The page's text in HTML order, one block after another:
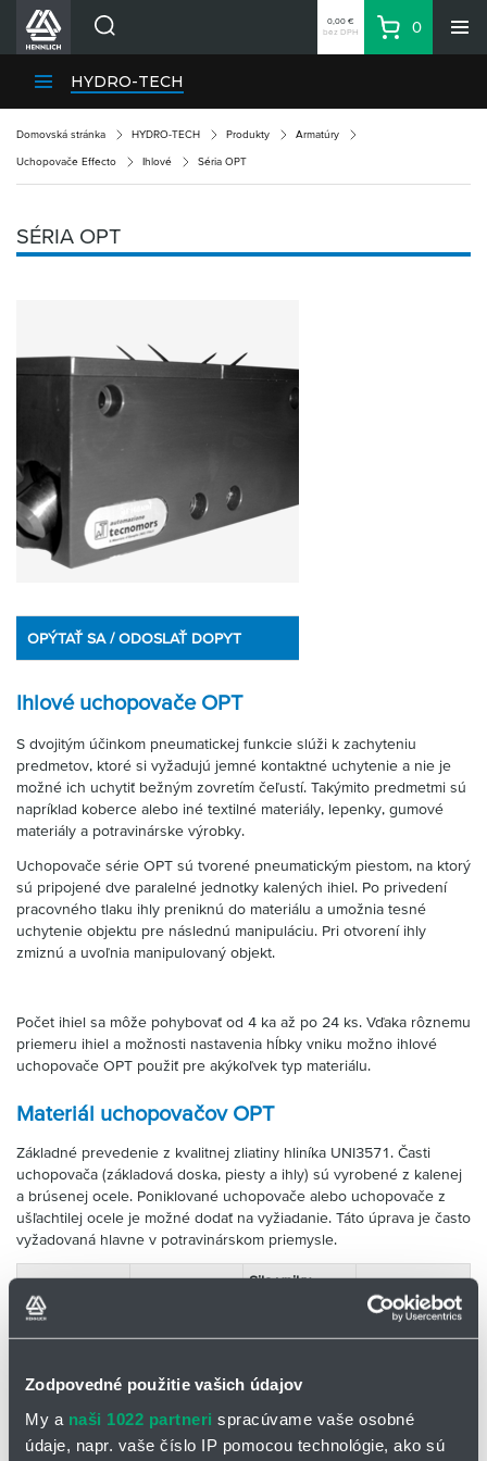
Zodpovedné použitie vašich údajov
My a naši 1022 partneri spracúvame vaše osobné
údaje, napr. vaše číslo IP pomocou technológie, ako sú
Divízie HENNLICH
Kariéra
O firme
Kontakty
Nákupný zoznam
0,00 €
bez DPH
Košík
0
HYDRO-TECH
Domovská stránka HYDRO-TECH Produkty Armatúry
Uchopovače Effecto Ihlové Séria OPT
SÉRIA OPT
OPÝTAŤ SA / ODOSLAŤ DOPYT
Ihlové uchopovače OPT
S dvojitým účinkom pneumatickej funkcie slúži k zachyteniu
predmetov, ktoré si vyžadujú jemné kontaktné uchytenie a nie je
možné ich uchytiť bežným zovretím čeľustí. Takýmito predmetmi sú
napríklad koberce alebo iné textilné materiály, lepenky, gumové
materiály a potravinárske výrobky.
Uchopovače série OPT sú tvorené pneumatickým piestom, na ktorý
sú pripojené dve paralelné jednotky kalených ihiel. Po privedení
pracovného tlaku ihly preniknú do materiálu a umožnia tesné
uchytenie objektu pre následnú manipuláciu. Pri otvorení ihly
zmiznú a uvoľnia manipulovaný objekt.
Počet ihiel sa môže pohybovať od 4 ka až po 24 ks. Vďaka rôznemu
priemeru ihiel a možnosti nastavenia hĺbky vniku možno ihlové
uchopovače OPT použiť pre akýkoľvek typ materiálu.
Materiál uchopovačov OPT
Základné prevedenie z kvalitnej zliatiny hliníka UNI3571. Časti
uchopovača (základová doska, piesty a ihly) sú vyrobené z kalenej
a brúsenej ocele. Poniklované uchopovače alebo uchopovače z
ušľachtilej ocele je možné dodať na vyžiadanie. Táto úprava je často
vyžadovaná hlavne v potravinárskom priemysle.
Sila vniku
Pracovný tlak
[mm]
OPT 34-25 14 147,5 2÷8